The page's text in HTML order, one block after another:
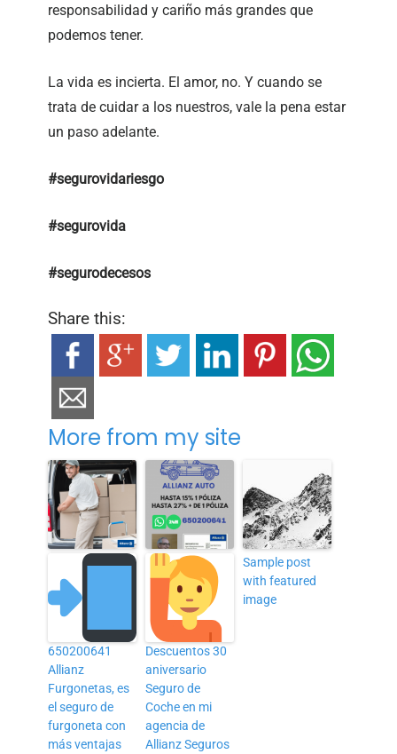
responsabilidad y cariño más grandes que
podemos tener.
La vida es incierta. El amor, no. Y cuando se
trata de cuidar a los nuestros, vale la pena estar
un paso adelante.
#segurovidariesgo
#segurovida
#segurodecesos
Share this:
More from my site
650200641
Allianz
Furgonetas, es
el seguro de
furgoneta con
más ventajas
Descuentos 30
aniversario
Seguro de
Coche en mi
agencia de
Allianz Seguros
Sample post
with featured
image